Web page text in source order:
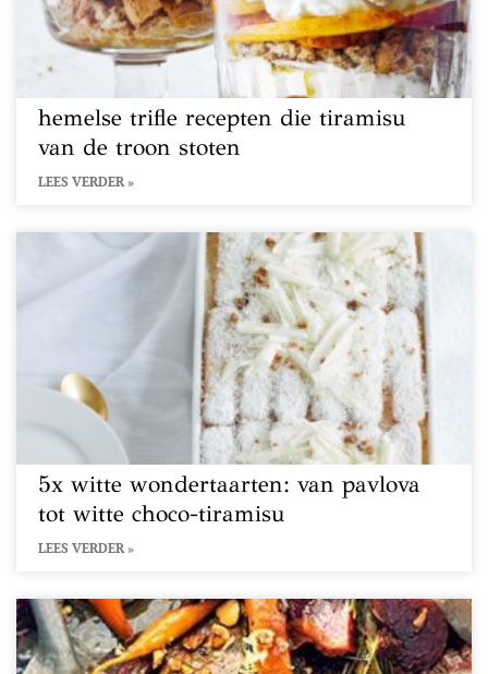
hemelse trifle recepten die tiramisu
van de troon stoten
LEES VERDER »
5x witte wondertaarten: van pavlova
tot witte choco-tiramisu
LEES VERDER »